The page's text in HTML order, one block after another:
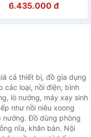
6.435.000 đ
cả thiết bị, đồ gia dụng
các loại, nồi điện, bình
lò nướng, máy xay sinh
như nồi niêu xoong
nướng. Đồ dùng phòng
nĩa, khăn bàn. Nội